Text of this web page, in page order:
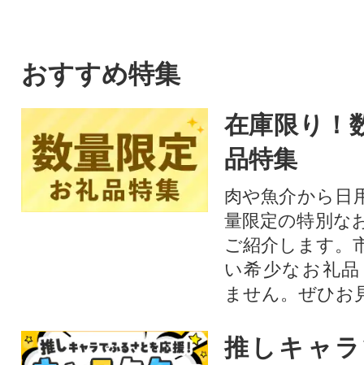
おすすめ特集
在庫限り！
品特集
肉や魚介から日
量限定の特別な
ご紹介します。
い希少なお礼
ません。ぜひお
推しキャ